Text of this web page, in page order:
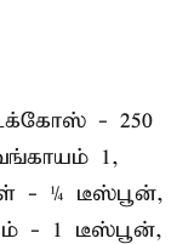
- 250
1,
- ¼ டீஸ்பூன்,
- 1 டீஸ்பூன்,